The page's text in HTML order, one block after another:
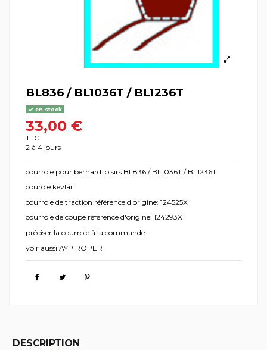
BL836 / BL1036T / BL1236T
en stock
33,00 €
TTC
2 à 4 jours
courroie pour bernard loisirs BL836 / BL1036T / BL1236T
couroie kevlar
courroie de traction référence d'origine: 124525X
courroie de coupe référence d'origine: 124293X
préciser la courroie à la commande
voir aussi AYP ROPER
DESCRIPTION